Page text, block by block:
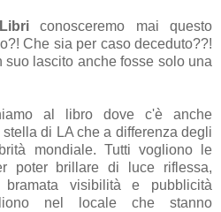
conosceremo mai questo
Che sia per caso deceduto??!
suo lascito anche fosse solo una
al libro dove c'è anche
stella di LA che a differenza degli
mondiale. Tutti vogliono le
poter brillare di luce riflessa,
visibilità e pubblicità
nel locale che stanno